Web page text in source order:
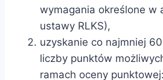
wymagania określone w
ustawy RLKS),
uzyskanie co najmniej
liczby punktów
ramach oceny